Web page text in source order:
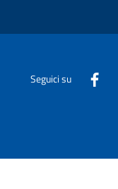
Seguici su